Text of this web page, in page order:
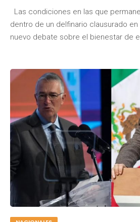
Las condiciones en las que
dentro de un delfinario clausurado en
nuevo debate sobre el bienestar de